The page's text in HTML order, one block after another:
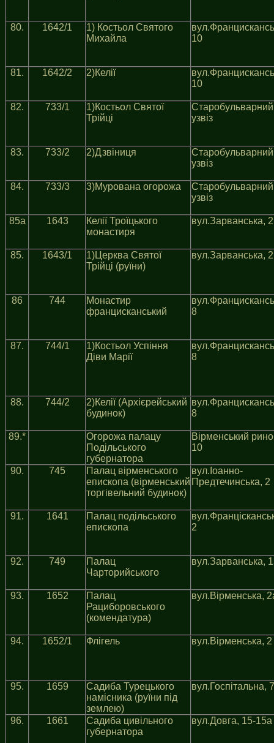
80. 1642/1
1) Костьол Святого
Михайла
10
81. 1642/2 2)Келiї
10
82. 733/1
1)Костьол Святої
Трiйцi
Старобульварний
узвiз
83. 733/2 2)Дзвiниця
Старобульварний
узвiз
84. 733/3 3)Мурована огорожа
Старобульварний
узвiз
85a 1643
Келії Троїцького
монастиря
вул.Зарванська, 2
85. 1643/1
1)Церква Святої
Трiйцi (руїни)
вул.Зарванська, 2
86 744
Монастир
францисканський
8
87. 744/1
1)Костьол Успiння
Дiви Марiї
8
88. 744/2
2)Келiї (Архiєрейський
будинок)
8
89.*
Огорожа палацу
Подiльського
губернатора
Вiрменський
10
90. 745
Палац вiрменського
епископа (вiрменський
торгiвельний будинок)
вул.Iоанно-
Предтечинська, 2
91. 1641
Палац подiльського
епископа
2
92. 749
Палац
Чарторийського
вул.Зарванська,
93. 1652
Палац
Рациборовського
(комендатура)
вул.Вiрменська,
94. 1652/1 Флiгель вул.Вiрменська, 2
95. 1659
Садиба Турецького
намiсника (руїни під
землею)
вул.Госпiтальна,
96. 1661
Садиба цивiльного
губернатора
вул.Довга, 15-15а